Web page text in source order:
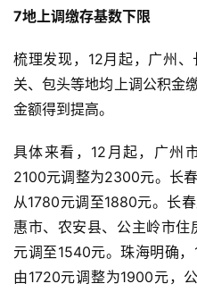
7地上调缴存基数下限
梳理发现，12月起，广州
关、包头等地均上调公积金
金额得到提高。
具体来看，12月起，广州
2100元调整为2300元。长
从1780元调至1880元。长
惠市、农安县、公主岭市
元调至1540元。珠海明确
由1720元调整为1900元，